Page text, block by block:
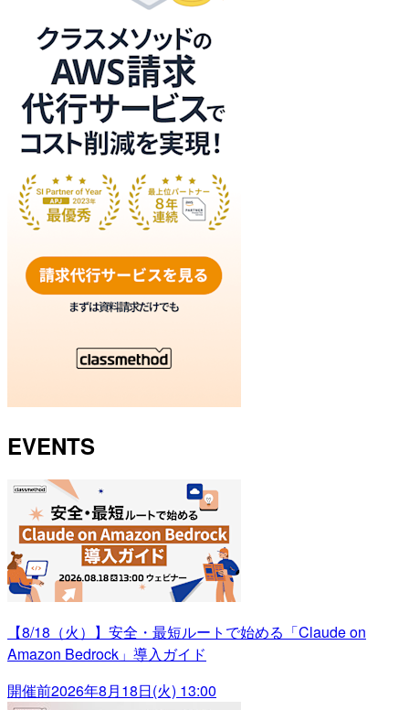
EVENTS
【8/18（火）】安全・最短ルートで始める「Claude on
Amazon Bedrock」導入ガイド
開催前2026年8月18日(火) 13:00